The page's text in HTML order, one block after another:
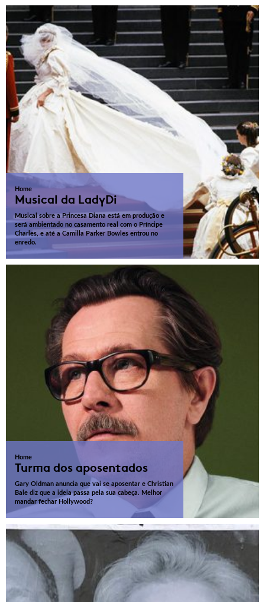
Home
Musical da LadyDi
Musical sobre a Princesa Diana está em produção e
será ambientado no casamento real com o Príncipe
Charles, e até a Camilla Parker Bowles entrou no
enredo.
Home
Turma dos aposentados
Gary Oldman anuncia que vai se aposentar e Christian
Bale diz que a ideia passa pela sua cabeça. Melhor
mandar fechar Hollywood?